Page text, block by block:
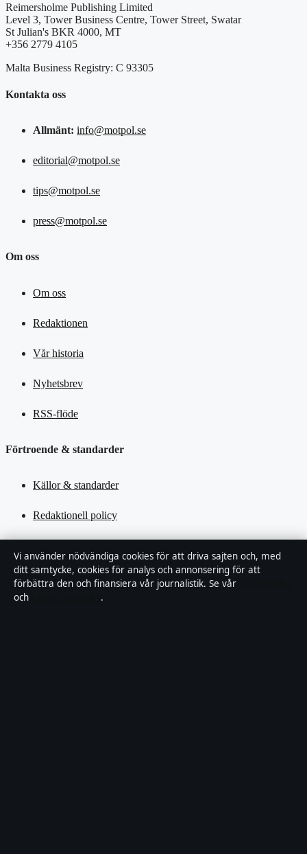
Reimersholme Publishing Limited
Level 3, Tower Business Centre, Tower Street, Swatar
St Julian's BKR 4000, MT
+356 2779 4105
Malta Business Registry: C 93305
Kontakta oss
Allmänt: info@motpol.se
editorial@motpol.se
tips@motpol.se
press@motpol.se
Om oss
Om oss
Redaktionen
Vår historia
Nyhetsbrev
RSS-flöde
Förtroende & standarder
Källor & standarder
Redaktionell policy
Tillgänglighetsredogörelse
Vi använder nödvändiga cookies för att driva sajten och, med
ditt samtycke, cookies för analys och annonsering för att
förbättra den och finansiera vår journalistik. Se vår
och
.